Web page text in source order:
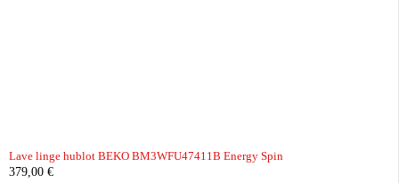
Lave linge hublot BEKO BM3WFU47411B Energy Spin
379,00 €